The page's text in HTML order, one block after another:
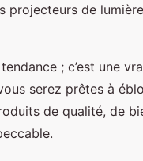
projecteurs de
; c’est une
serez prêtes à
de qualité, de